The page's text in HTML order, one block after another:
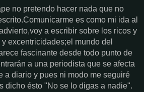
no pretendo hacer nada que no
es como mi ida al
a escribir sobre los ricos y
excentricidades;el mundo del
fascinante desde todo punto de
a una periodista que se afecta
a diario y pues ni modo me seguiré
dicho ésto "No se lo digas a nadie".